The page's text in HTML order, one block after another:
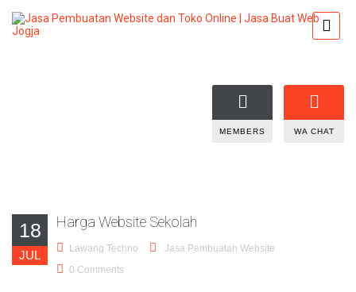
MEMBERS WA CHAT
18
JUL
Harga Website Sekolah
Lawang Techno
Jasa Pembuatan Website
0 Comments